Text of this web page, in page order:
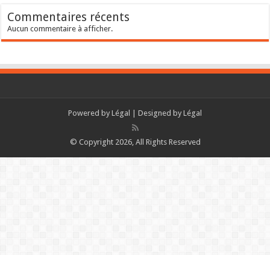
Commentaires récents
Aucun commentaire à afficher.
Powered by Légal | Designed by Légal
© Copyright 2026, All Rights Reserved